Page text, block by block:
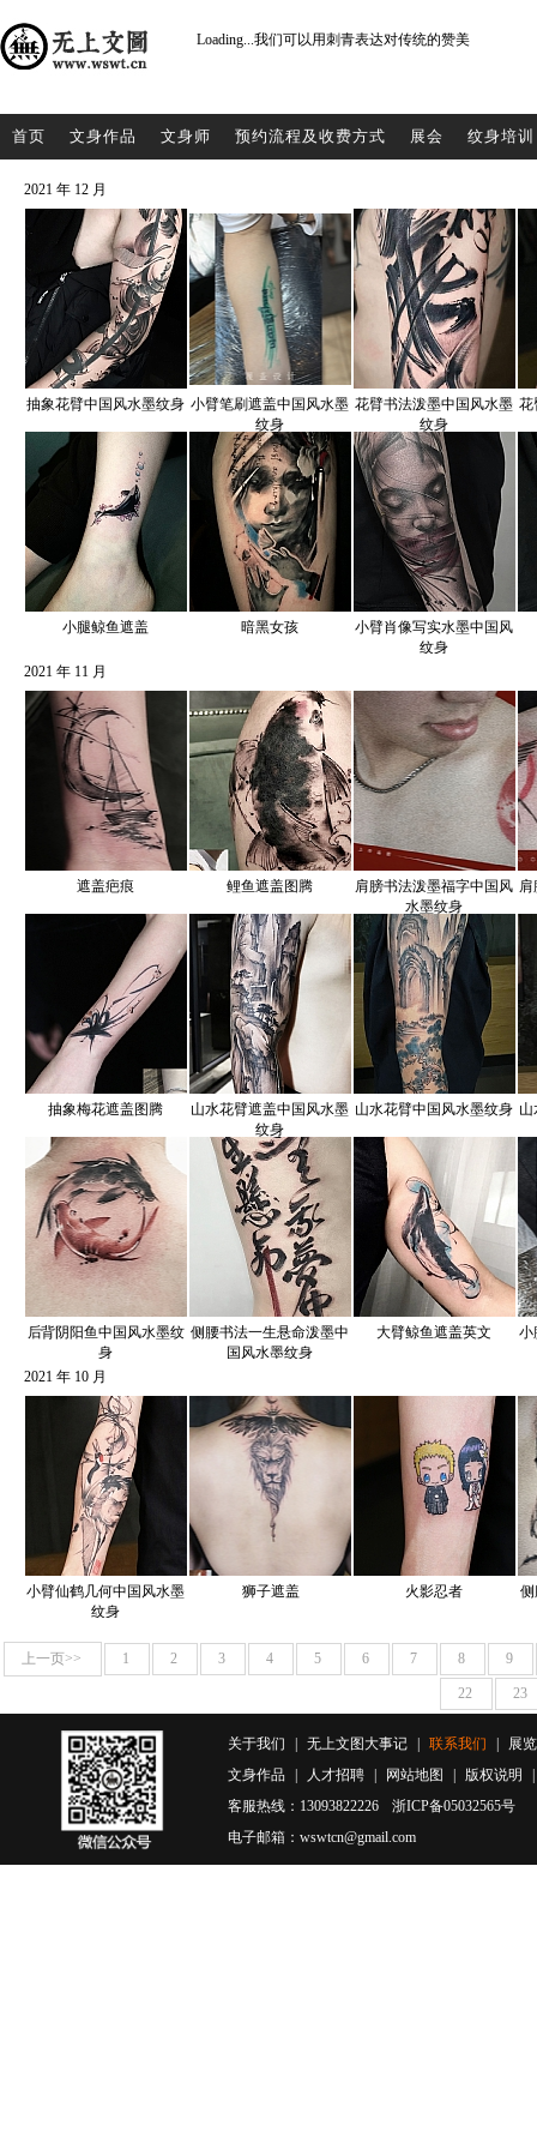
Loading...我们可以用刺青表达对传统的赞美
首页 文身作品 文身师 预约流程及收费方式 展会 纹身培训
2021 年 12 月
抽象花臂中国风水墨纹身 小臂笔刷遮盖中国风水墨
纹身
花臂书法泼墨中国风水墨
纹身
花
小腿鲸鱼遮盖 暗黑女孩
小臂肖像写实水墨中国风
纹身
2021 年 11 月
遮盖疤痕 鲤鱼遮盖图腾
肩膀书法泼墨福字中国风
水墨纹身
抽象梅花遮盖图腾
山水花臂遮盖中国风水墨
纹身
山水花臂中国风水墨纹身
后背阴阳鱼中国风水墨纹
身
侧腰书法一生悬命泼墨中
国风水墨纹身
大臂鲸鱼遮盖英文 小
2021 年 10 月
小臂仙鹤几何中国风水墨
纹身
狮子遮盖 火影忍者
上一页>> 1 2 3 4 5 6 7 8 9
22 23
关于我们 无上文图大事记 联系我们
展
文身作品
人才招聘 网站地图 版权说明
客服热线：13093822226
浙ICP备05032565号
电子邮箱：wswtcn@gmail.com